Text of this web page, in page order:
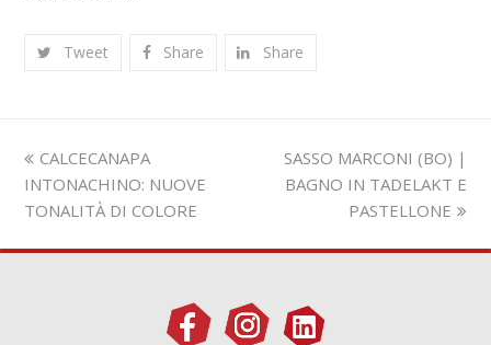
Tweet Share Share
Slide
precedente:
CALCECANAPA
INTONACHINO: NUOVE
TONALITÀ DI COLORE
visualizza
articolo:
SASSO MARCONI (BO) |
BAGNO IN TADELAKT E
PASTELLONE